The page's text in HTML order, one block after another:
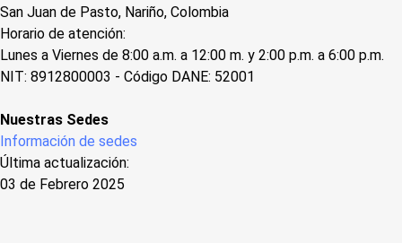
San Juan de Pasto, Nariño, Colombia
Horario de atención:
Lunes a Viernes de 8:00 a.m. a 12:00 m. y 2:00 p.m. a 6:00 p.m.
NIT: 8912800003 - Código DANE: 52001
Nuestras Sedes
Información de sedes
Última actualización:
03 de Febrero 2025